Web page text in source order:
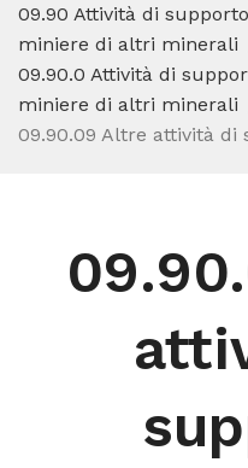
09.90 Attività di
miniere di altri minerali
09.90.0 Attività di
miniere di altri minerali
09.90.09 Altre attività di